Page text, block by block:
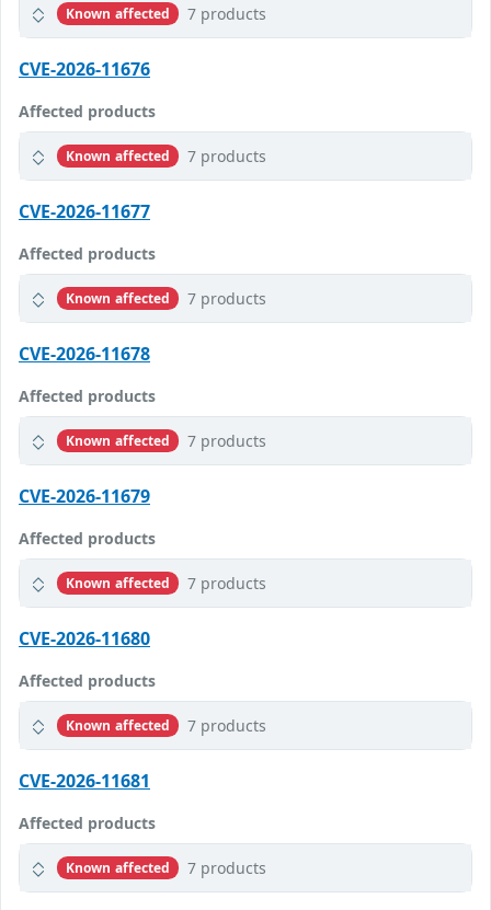
Known affected 7 products
CVE-2026-11676
Affected products
Known affected 7 products
CVE-2026-11677
Affected products
Known affected 7 products
CVE-2026-11678
Affected products
Known affected 7 products
CVE-2026-11679
Affected products
Known affected 7 products
CVE-2026-11680
Affected products
Known affected 7 products
CVE-2026-11681
Affected products
Known affected 7 products